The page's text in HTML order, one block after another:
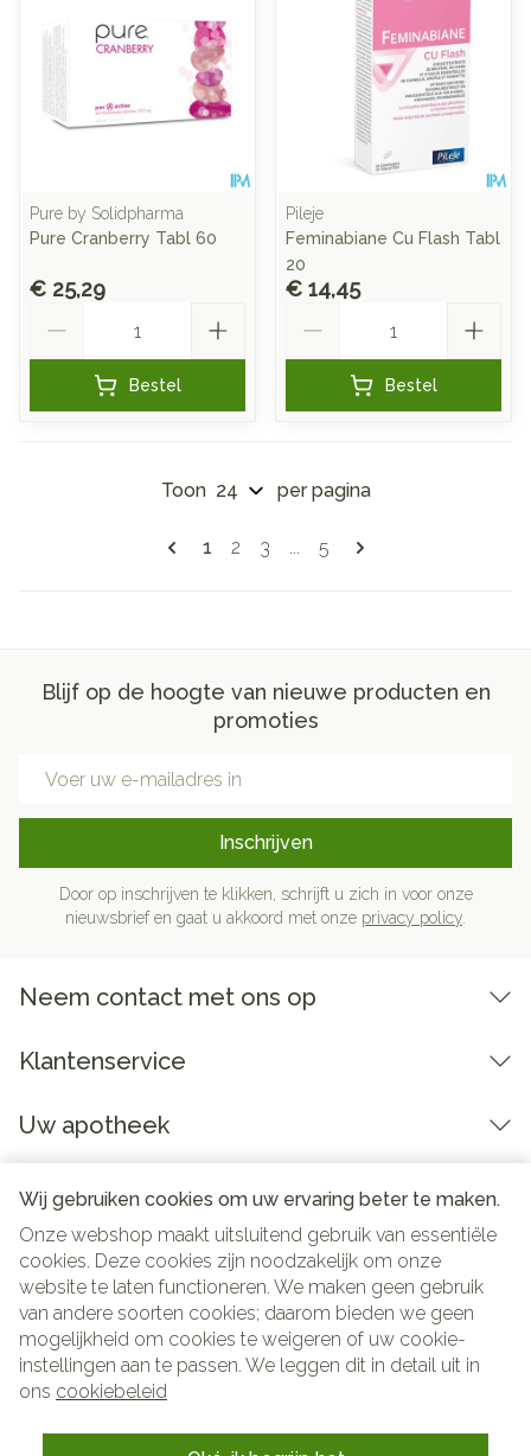
Wij gebruiken cookies om uw ervaring beter te maken.
Onze webshop maakt uitsluitend gebruik van essentiële
cookies. Deze cookies zijn noodzakelijk om onze
website te laten functioneren. We maken geen gebruik
van andere soorten cookies; daarom bieden we geen
mogelijkheid om cookies te weigeren of uw cookie-
instellingen aan te passen. We leggen dit in detail uit in
ons cookiebeleid
Pure by Solidpharma
Pure Cranberry Tabl 60
€ 25,29
Bestel
Pileje
Feminabiane Cu Flash Tabl
20
€ 14,45
Bestel
Pagina's
U lees momenteel pagina
1 Pagina
2 Pagina
3 ... Pagina
5
Toon per pagina
Blijf op de hoogte van nieuwe producten en
promoties
Inschrijven
Door op inschrijven te klikken, schrijft u zich in voor onze
nieuwsbrief en gaat u akkoord met onze privacy policy
Neem contact met ons op
Klantenservice
Uw apotheek
Juridische links